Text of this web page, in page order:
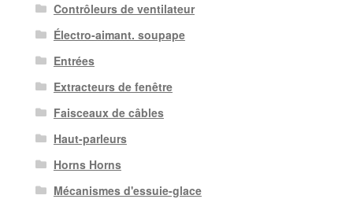
Contrôleurs de ventilateur
Électro-aimant. soupape
Entrées
Extracteurs de fenêtre
Faisceaux de câbles
Haut-parleurs
Horns Horns
Mécanismes d'essuie-glace